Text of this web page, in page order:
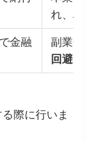
れ、バ
金融
副業分
回避で
際に行いま